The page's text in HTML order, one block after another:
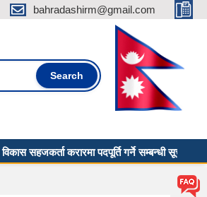
bahradashirm@gmail.com
सहजकर्ता करारमा पदपूर्ति गर्ने सम्बन्धी सूचना ।